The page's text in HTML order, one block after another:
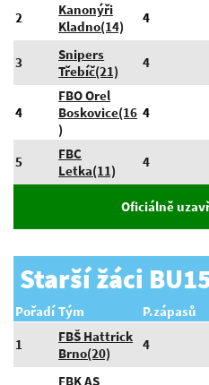
2
Kanonýři
Kladno(14)
4
3
Snipers
Třebíč(21)
4
4
FBO Orel
Boskovice(16
)
4
5
FBC
Letka(11)
4
Oficiálně
Starší žáci
Pořadí Tým P.zápasů
1
FBŠ Hattrick
Brno(20)
4
FBK AS